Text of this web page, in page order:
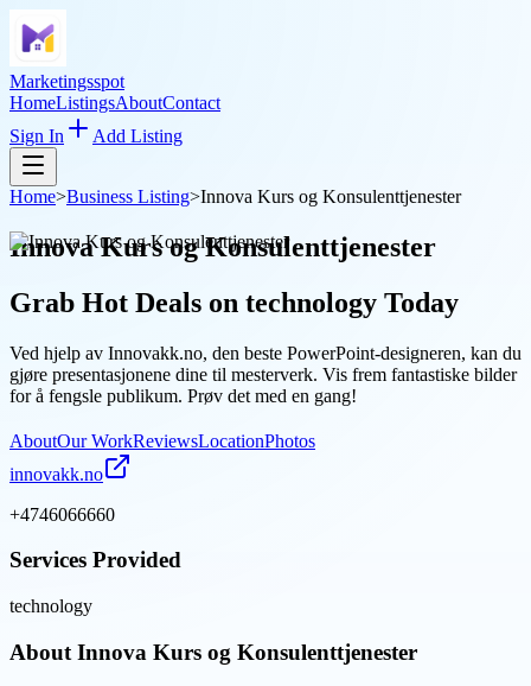
Marketingsspot
HomeListingsAboutContact
Sign In
Add Listing
Home>Business Listing>Innova Kurs og Konsulenttjenester
Innova Kurs og Konsulenttjenester
Grab Hot Deals on technology Today
Ved hjelp av Innovakk.no, den beste PowerPoint-designeren, kan du
gjøre presentasjonene dine til mesterverk. Vis frem fantastiske bilder
for å fengsle publikum. Prøv det med en gang!
AboutOur WorkReviewsLocationPhotos
innovakk.no
+4746066660
Services Provided
technology
About Innova Kurs og Konsulenttjenester